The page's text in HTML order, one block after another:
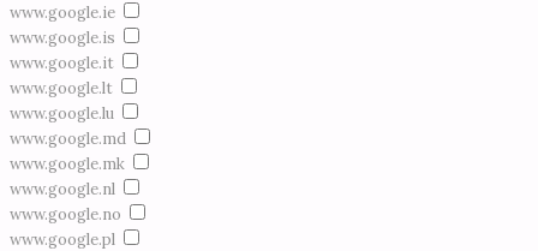
www.google.ie
www.google.is
www.google.it
www.google.lt
www.google.lu
www.google.md
www.google.mk
www.google.nl
www.google.no
www.google.pl